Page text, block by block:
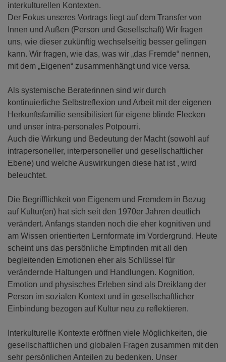
interkulturellen Kontexten.
Der Fokus unseres Vortrags liegt auf dem Transfer von
Innen und Außen (Person und Gesellschaft) Wir fragen
uns, wie dieser zukünftig wechselseitig besser gelingen
kann. Wir fragen, wie das, was wir „das Fremde“ nennen,
mit dem „Eigenen“ zusammenhängt und vice versa.
Als systemische Beraterinnen sind wir durch
kontinuierliche Selbstreflexion und Arbeit mit der eigenen
Herkunftsfamilie sensibilisiert für eigene blinde Flecken
und unser intra-personales Potpourri.
Auch die Wirkung und Bedeutung der Macht (sowohl auf
intrapersoneller, interpersoneller und gesellschaftlicher
Ebene) und welche Auswirkungen diese hat ist , wird
beleuchtet.
Die Begrifflichkeit von Eigenem und Fremdem in Bezug
auf Kultur(en) hat sich seit den 1970er Jahren deutlich
verändert. Anfangs standen noch die eher kognitiven und
am Wissen orientierten Lernformate im Vordergrund. Heute
scheint uns das persönliche Empfinden mit all den
begleitenden Emotionen eher als Schlüssel für
verändernde Haltungen und Handlungen. Kognition,
Emotion und physisches Erleben sind als Dreiklang der
Person im sozialen Kontext und in gesellschaftlicher
Einbindung bezogen auf Kultur neu zu reflektieren.
Interkulturelle Kontexte eröffnen viele Möglichkeiten, die
gesellschaftlichen und globalen Fragen zusammen mit den
sehr persönlichen Anteilen zu bedenken. Unser